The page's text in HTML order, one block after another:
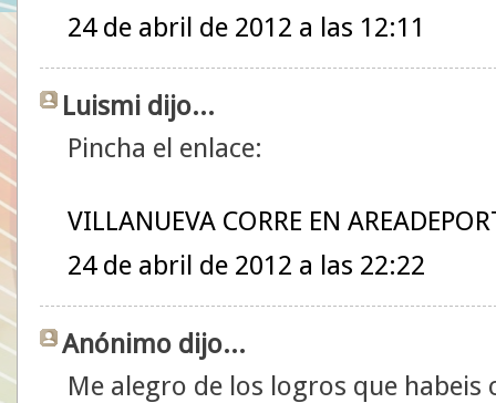
24 de abril de 2012 a las 12:11
Luismi dijo...
Pincha el enlace:
VILLANUEVA CORRE EN
24 de abril de 2012 a las 22:22
Anónimo dijo...
Me alegro de los logros que